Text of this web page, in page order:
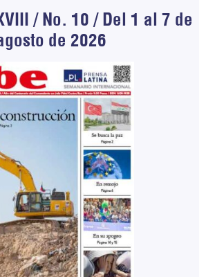
/ No. 10 / Del 1 al 7 de
de 2026